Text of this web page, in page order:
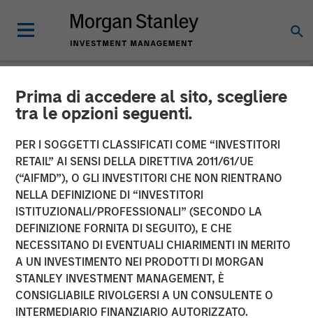
Prima di accedere al sito, scegliere
tra le opzioni seguenti.
PER I SOGGETTI CLASSIFICATI COME “INVESTITORI
RETAIL” AI SENSI DELLA DIRETTIVA 2011/61/UE
(“AIFMD”), O GLI INVESTITORI CHE NON RIENTRANO
NELLA DEFINIZIONE DI “INVESTITORI
ISTITUZIONALI/PROFESSIONALI” (SECONDO LA
DEFINIZIONE FORNITA DI SEGUITO), E CHE
NECESSITANO DI EVENTUALI CHIARIMENTI IN MERITO
A UN INVESTIMENTO NEI PRODOTTI DI MORGAN
STANLEY INVESTMENT MANAGEMENT, È
CONSIGLIABILE RIVOLGERSI A UN CONSULENTE O
INTERMEDIARIO FINANZIARIO AUTORIZZATO.
NEWSROOM
Morgan Stanley
Infrastructure Enters into
Partnership with Respect to
Strategic US Midstream
Asset
16 SETTEMBRE 2014